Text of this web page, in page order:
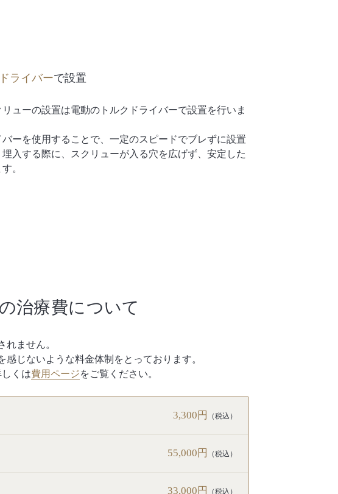
ライバーで設置
ューの設置は電動のトルクドライバーで設置を行いま
ーを使用することで、一定のスピードでブレずに設置
入する際に、スクリューが入る穴を広げず、安定した
。
治療費について
ません。
じないような料金体制をとっております。
くは費用ページをご覧ください。
3,300円 （税込）
55,000円 （税込）
33,000円 （税込）